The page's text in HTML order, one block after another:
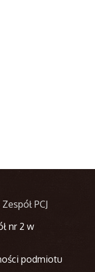
PCJ
nr 2 w
podmiotu